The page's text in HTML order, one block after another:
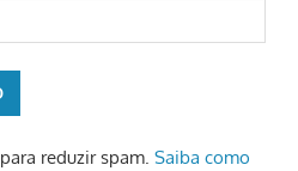
reduzir spam. Saiba como